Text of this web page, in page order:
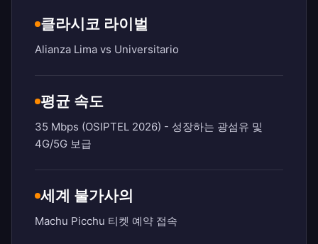
클라시코 라이벌
Alianza Lima vs Universitario
평균 속도
35 Mbps (OSIPTEL 2026) - 성장하는 광섬유 및
4G/5G 보급
세계 불가사의
Machu Picchu 티켓 예약 접속